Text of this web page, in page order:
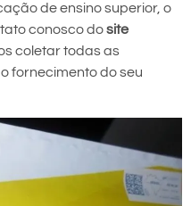
de ensino superior, o
conosco dosite
coletar todas as
fornecimento do seu